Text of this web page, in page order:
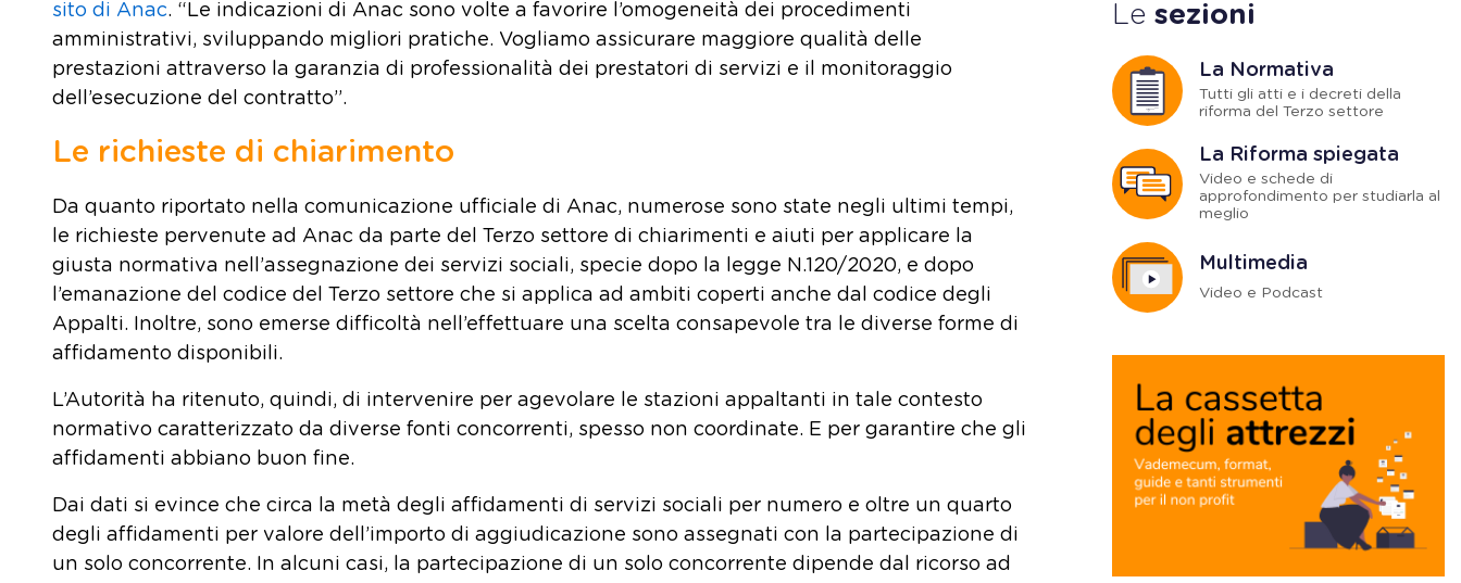
sito di Anac. “Le indicazioni di Anac sono volte a favorire l’omogeneità dei procedimenti
amministrativi, sviluppando migliori pratiche. Vogliamo assicurare maggiore qualità delle
prestazioni attraverso la garanzia di professionalità dei prestatori di servizi e il monitoraggio
dell’esecuzione del contratto”.
Le richieste di chiarimento
Da quanto riportato nella comunicazione ufficiale di Anac, numerose sono state negli ultimi tempi,
le richieste pervenute ad Anac da parte del Terzo settore di chiarimenti e aiuti per applicare la
giusta normativa nell’assegnazione dei servizi sociali, specie dopo la legge N.120/2020, e dopo
l’emanazione del codice del Terzo settore che si applica ad ambiti coperti anche dal codice degli
Appalti. Inoltre, sono emerse difficoltà nell’effettuare una scelta consapevole tra le diverse forme di
affidamento disponibili.
L’Autorità ha ritenuto, quindi, di intervenire per agevolare le stazioni appaltanti in tale contesto
normativo caratterizzato da diverse fonti concorrenti, spesso non coordinate. E per garantire che gli
affidamenti abbiano buon fine.
Dai dati si evince che circa la metà degli affidamenti di servizi sociali per numero e oltre un quarto
degli affidamenti per valore dell’importo di aggiudicazione sono assegnati con la partecipazione di
un solo concorrente. In alcuni casi, la partecipazione di un solo concorrente dipende dal ricorso ad
Le sezioni
La Normativa
Tutti gli atti e i decreti della
riforma del Terzo settore
La Riforma spiegata
Video e schede di
approfondimento per studiarla al
meglio
Multimedia
Video e Podcast